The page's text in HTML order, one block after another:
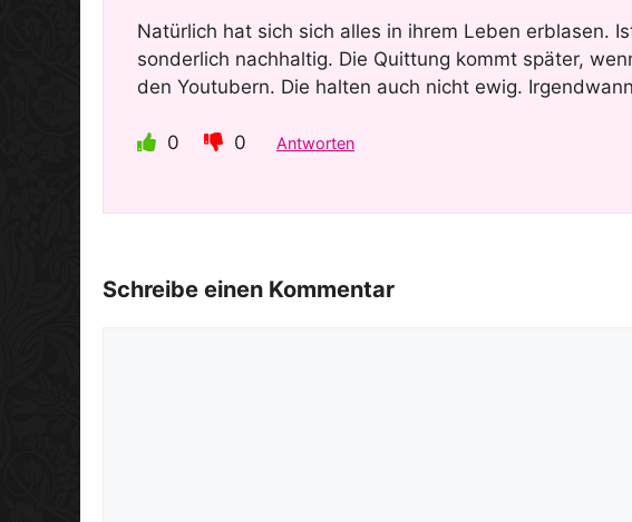
Natürlich hat sich sich alles in ihrem Leben erblasen.
sonderlich nachhaltig. Die Quittung kommt später,
den Youtubern. Die halten auch nicht ewig.
0 0 Antworten
Schreibe einen Kommentar